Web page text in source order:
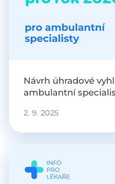
Návrh úhradové
ambulantní
2. 9. 2025